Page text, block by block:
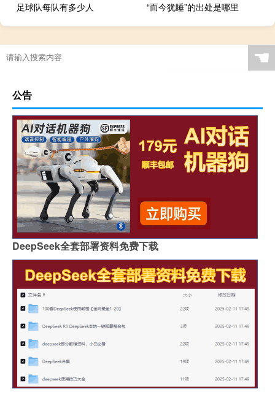
足球队每队有多少人
“而今犹睡”的出处是哪里
☚
公告
DeepSeek全套部署资料免费下载